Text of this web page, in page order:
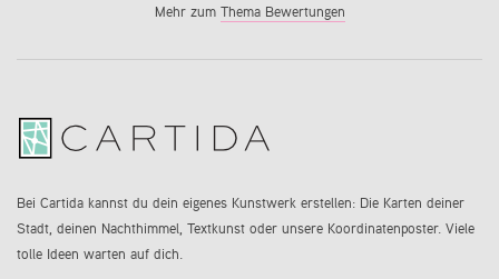
Mehr zum Thema Bewertungen
Bei Cartida kannst du dein eigenes Kunstwerk erstellen: Die Karten deiner
Stadt, deinen Nachthimmel, Textkunst oder unsere Koordinatenposter. Viele
tolle Ideen warten auf dich.